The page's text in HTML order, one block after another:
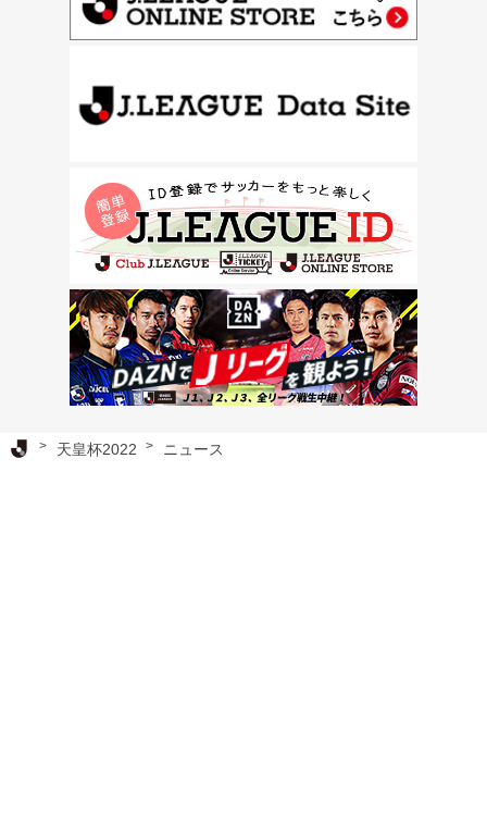
Ｊリーグ TOP
天皇杯2022 ニュース